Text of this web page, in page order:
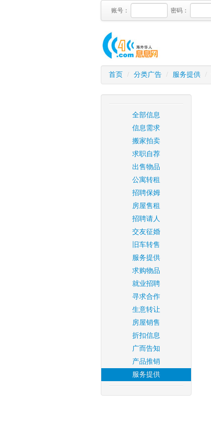
账号： 密码：
首页 / 分类广告 / 服务提供 /
全部信息
信息需求
搬家拍卖
求职自荐
出售物品
公寓转租
招聘保姆
房屋售租
招聘请人
交友征婚
旧车转售
服务提供
求购物品
就业招聘
寻求合作
生意转让
房屋销售
折扣信息
广而告知
产品推销
服务提供